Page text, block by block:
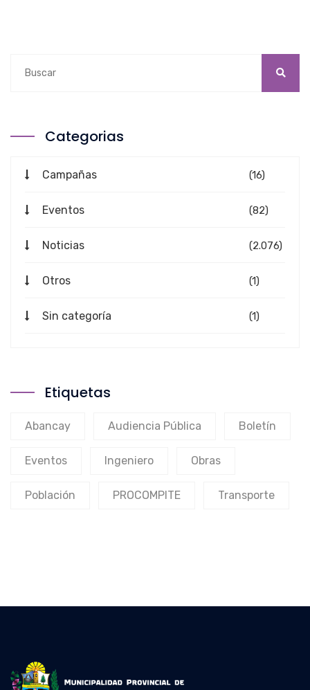
Categorias
Campañas (16)
Eventos (82)
Noticias (2.076)
Otros (1)
Sin categoría (1)
Etiquetas
Abancay Audiencia Pública Boletín
Eventos Ingeniero Obras
Población PROCOMPITE Transporte